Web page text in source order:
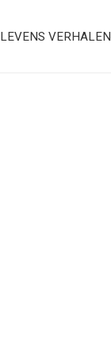
LEVENS VERHALEN